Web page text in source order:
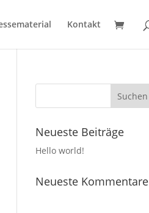
Kontakt
Neueste Beiträge
Hello world!
Neueste Kommentare